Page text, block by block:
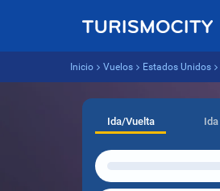
Inicio Vuelos Estados Unidos
Ida/Vuelta Ida